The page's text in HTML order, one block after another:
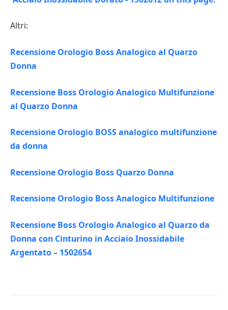
Altri:
Recensione Orologio Boss Analogico al Quarzo
Donna
Recensione Boss Orologio Analogico Multifunzione
al Quarzo Donna
Recensione Orologio BOSS analogico multifunzione
da donna
Recensione Orologio Boss Quarzo Donna
Recensione Orologio Boss Analogico Multifunzione
Recensione Boss Orologio Analogico al Quarzo da
Donna con Cinturino in Acciaio Inossidabile
Argentato – 1502654